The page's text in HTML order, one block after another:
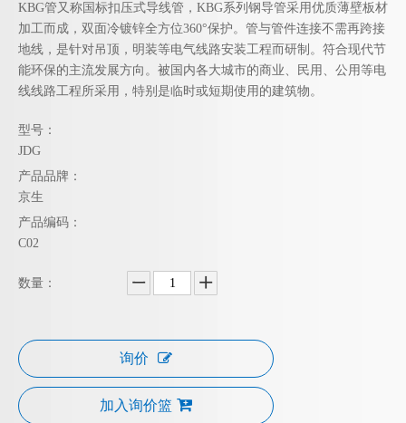
KBG管又称国标扣压式导线管，KBG系列钢导管采用优质薄壁板材
加工而成，双面冷镀锌全方位360°保护。管与管件连接不需再跨接
地线，是针对吊顶，明装等电气线路安装工程而研制。符合现代节
能环保的主流发展方向。被国内各大城市的商业、民用、公用等电
线线路工程所采用，特别是临时或短期使用的建筑物。
型号：
JDG
产品品牌：
京生
产品编码：
C02
数量：
询价
加入询价篮